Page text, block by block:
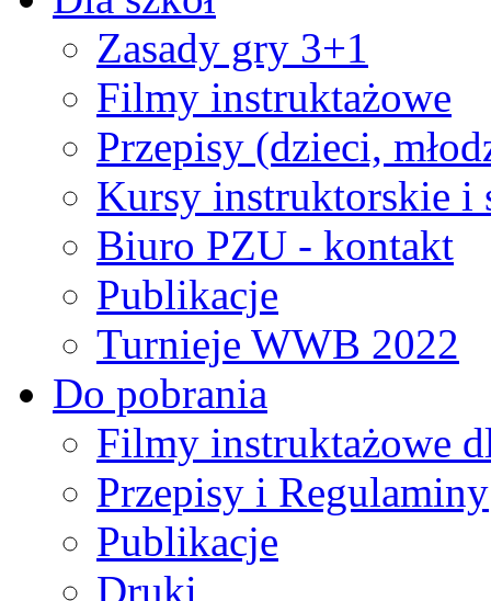
Zasady gry 3+1
Filmy instruktażowe
Przepisy (dzieci,
Kursy instruktorskie i
Biuro PZU - kontakt
Publikacje
Turnieje WWB 2022
Do pobrania
Filmy instruktażowe
Przepisy i Regulaminy
Publikacje
Druki